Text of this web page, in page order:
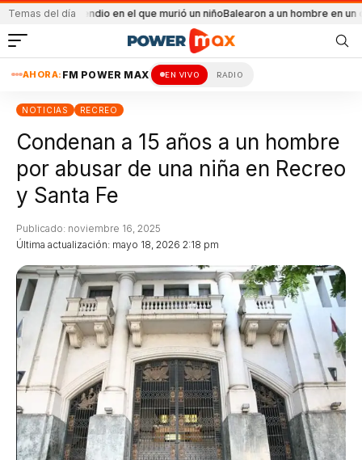
Temas del día
incendio en el que murió un niñoBalearon a un hombre en un conflicto
AHORA: FM POWER MAX EN VIVO RADIO
NOTICIAS RECREO
Condenan a 15 años a un hombre
por abusar de una niña en Recreo
y Santa Fe
Última actualización: mayo 18, 2026 2:18 pm
Publicado: noviembre 16, 2025